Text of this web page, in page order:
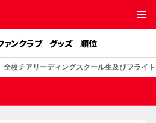
ァンクラブ グッズ 順位
全校チアリーディングスクール生及びフラ